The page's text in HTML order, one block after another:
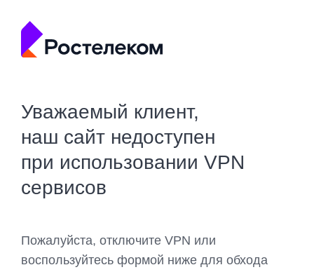
Уважаемый клиент,
наш сайт недоступен
при использовании VPN
сервисов
Пожалуйста, отключите VPN или
воспользуйтесь формой ниже для обхода